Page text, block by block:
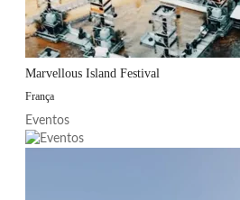
Marvellous Island Festival
França
Eventos